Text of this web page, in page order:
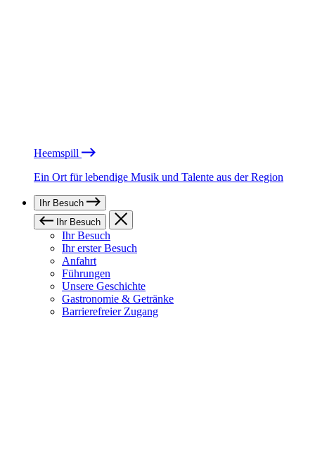
Heemspill
Ein Ort für lebendige Musik und Talente aus der Region
Ihr Besuch
Ihr Besuch
Ihr Besuch
Ihr erster Besuch
Anfahrt
Führungen
Unsere Geschichte
Gastronomie & Getränke
Barrierefreier Zugang